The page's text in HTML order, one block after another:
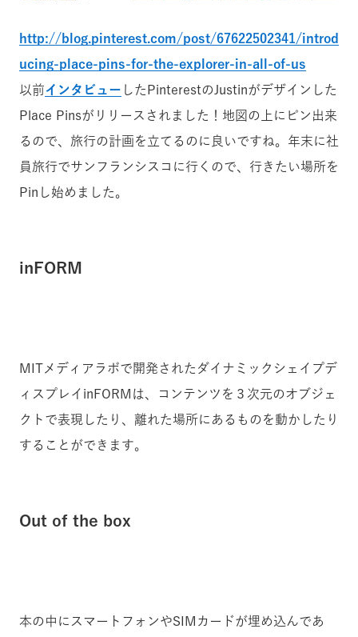
http://blog.pinterest.com/post/67622502341/introd
ucing-place-pins-for-the-explorer-in-all-of-us
以前インタビュー したPinterestのJustinがデザインした
Place Pinsがリリースされました！地図の上にピン出来
るので、旅行の計画を立てるのに良いですね。年末に社
員旅行でサンフランシスコに行くので、行きたい場所を
Pinし始めました。
inFORM
MITメディアラボで開発されたダイナミックシェイプデ
ィスプレイinFORMは、コンテンツを３次元のオブジェ
クトで表現したり、離れた場所にあるものを動かしたり
することができます。
Out of the box
本の中にスマートフォンやSIMカードが埋め込んであ